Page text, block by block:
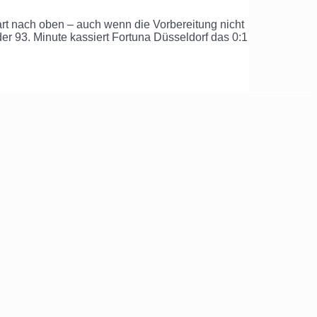
nach oben – auch wenn die Vorbereitung nicht
93. Minute kassiert Fortuna Düsseldorf das 0:1